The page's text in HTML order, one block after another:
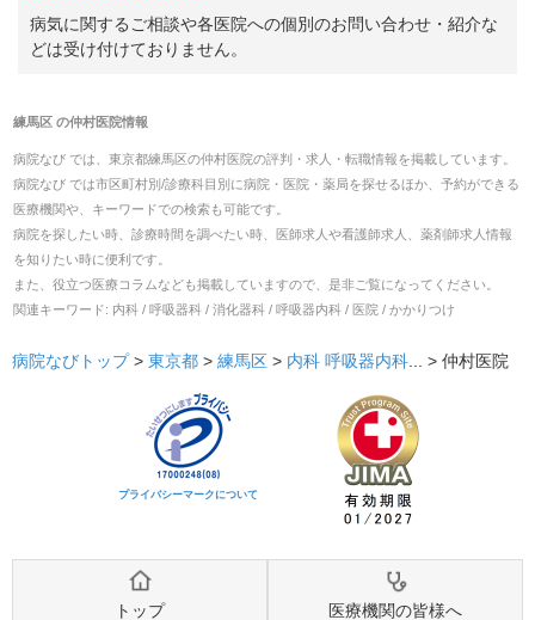
病気に関するご相談や各医院への個別のお問い合わせ・紹介な
どは受け付けておりません。
練馬区の仲村医院情報
病院なび では、 東京都練馬区の仲村医院の評判・求人・転職情報を掲載しています。
病院なび では市区町村別/診療科目別に病院・医院・薬局を探せるほか、予約ができる
医療機関や、キーワードでの検索も可能です。
病院を探したい時、診療時間を調べたい時、医師求人や看護師求人、薬剤師求人情報
を知りたい時に便利です。
また、役立つ医療コラムなども掲載していますので、是非ご覧になってください。
関連キーワード: 内科 / 呼吸器科 / 消化器科 / 呼吸器内科 / 医院 / かかりつけ
病院なびトップ > 東京都 > 練馬区 > 内科 呼吸器内科... > 仲村医院
プライバシーマークについて
トップ 医療機関の皆様へ